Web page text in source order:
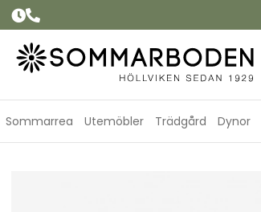
Sommarrea Utemöbler Trädgård Dynor